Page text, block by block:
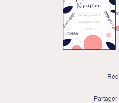
Partager